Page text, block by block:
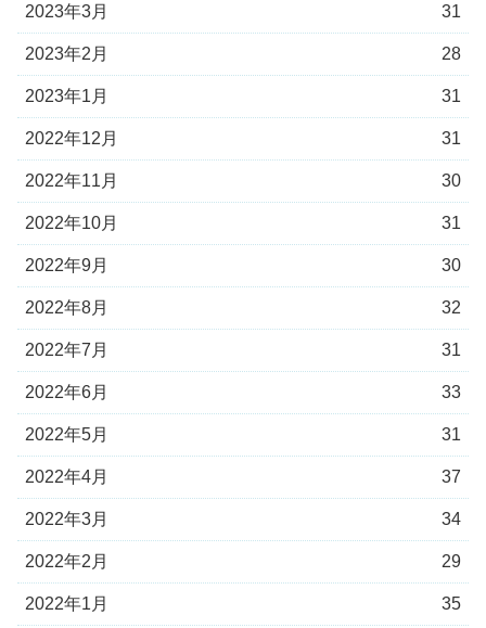
2023年3月 31
2023年2月 28
2023年1月 31
2022年12月 31
2022年11月 30
2022年10月 31
2022年9月 30
2022年8月 32
2022年7月 31
2022年6月 33
2022年5月 31
2022年4月 37
2022年3月 34
2022年2月 29
2022年1月 35